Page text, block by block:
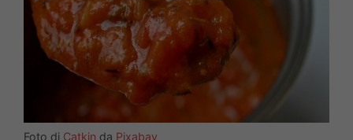
Foto di Catkin da Pixabay